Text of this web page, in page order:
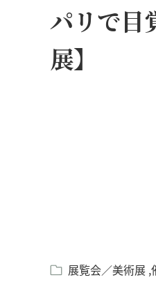
パリで目
展】
展覧会／美術展